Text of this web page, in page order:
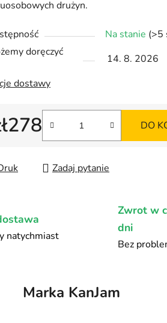
drużyn.
Na stanie (>5
doręczyć
14. 8. 2026
dostawy
jednostkowa:
DO
Zadaj pytanie
natychmiast
Zwrot w
dni
Bez
Marka KanJam